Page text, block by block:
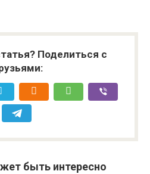
Поделиться с
быть интересно